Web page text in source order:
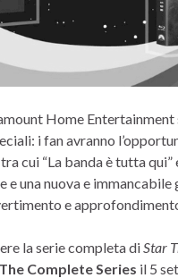
Home
i fan avranno
cui “La banda è tutta qui”
e una nuova e
e
la serie completa diStar
Complete Series il 5